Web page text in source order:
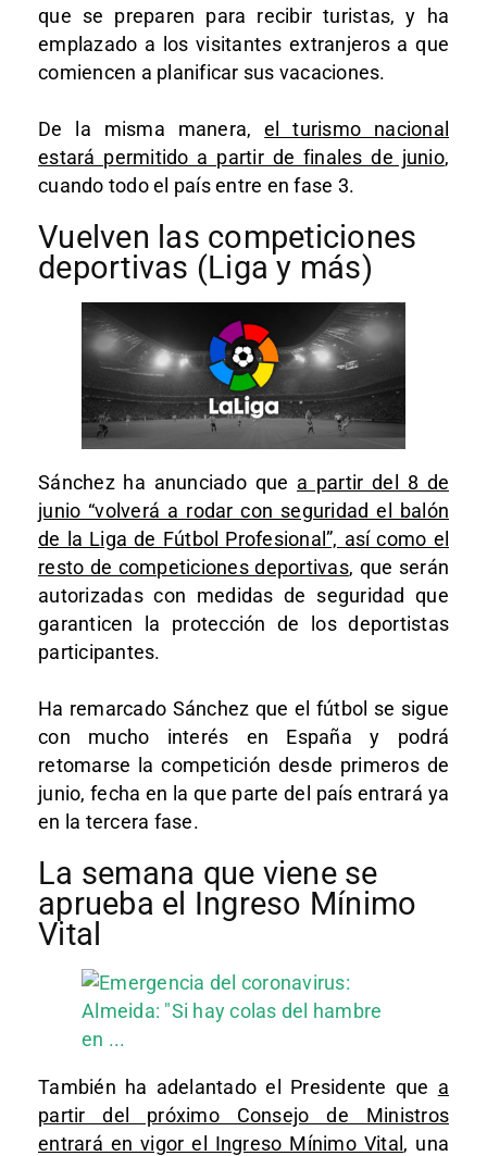
que se preparen para recibir turistas, y ha
emplazado a los visitantes extranjeros a que
comiencen a planificar sus vacaciones.
De la misma manera,el turismo nacional
estará permitido a partir de finales de junio,
cuando todo el país entre en fase 3.
Vuelven las competiciones
deportivas (Liga y más)
Sánchez ha anunciado que a partir del 8 de
junio “volverá a rodar con seguridad el balón
de la Liga de Fútbol Profesional”, así como el
resto de competiciones deportivas, que serán
autorizadas con medidas de seguridad que
garanticen la protección de los deportistas
participantes.
Ha remarcado Sánchez que el fútbol se sigue
con mucho interés en España y podrá
retomarse la competición desde primeros de
junio, fecha en la que parte del país entrará ya
en la tercera fase.
La semana que viene se
aprueba el Ingreso Mínimo
Vital
También ha adelantado el Presidente que a
partir del próximo Consejo de Ministros
entrará en vigor el Ingreso Mínimo Vital , una